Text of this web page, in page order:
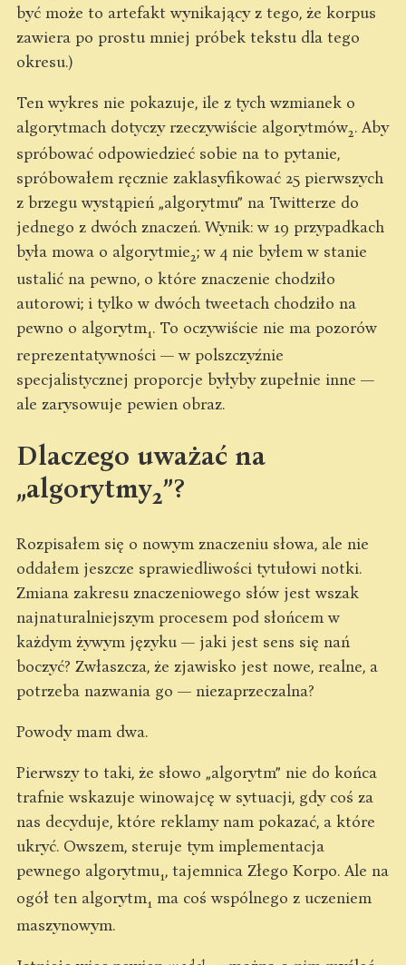
być może to artefakt wynikający z tego, że korpus
zawiera po prostu mniej próbek tekstu dla tego
okresu.)
Ten wykres nie pokazuje, ile z tych wzmianek o
algorytmach dotyczy rzeczywiście algorytmów2. Aby
spróbować odpowiedzieć sobie na to pytanie,
spróbowałem ręcznie zaklasyfikować 25 pierwszych
z brzegu wystąpień „algorytmu” na Twitterze do
jednego z dwóch znaczeń. Wynik: w 19 przypadkach
była mowa o algorytmie2; w 4 nie byłem w stanie
ustalić na pewno, o które znaczenie chodziło
autorowi; i tylko w dwóch tweetach chodziło na
pewno o algorytm1. To oczywiście nie ma pozorów
reprezentatywności — w polszczyźnie
specjalistycznej proporcje byłyby zupełnie inne —
ale zarysowuje pewien obraz.
Dlaczego uważać na
„algorytmy2”?
Rozpisałem się o nowym znaczeniu słowa, ale nie
oddałem jeszcze sprawiedliwości tytułowi notki.
Zmiana zakresu znaczeniowego słów jest wszak
najnaturalniejszym procesem pod słońcem w
każdym żywym języku — jaki jest sens się nań
boczyć? Zwłaszcza, że zjawisko jest nowe, realne, a
potrzeba nazwania go — niezaprzeczalna?
Powody mam dwa.
Pierwszy to taki, że słowo „algorytm” nie do końca
trafnie wskazuje winowajcę w sytuacji, gdy coś za
nas decyduje, które reklamy nam pokazać, a które
ukryć. Owszem, steruje tym implementacja
pewnego algorytmu1, tajemnica Złego Korpo. Ale na
ogół ten algorytm1 ma coś wspólnego z uczeniem
maszynowym.